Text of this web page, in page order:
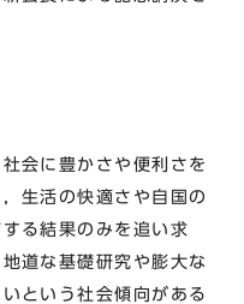
会に豊かさや便利さを
生活の快適さや自国の
る結果のみを追い求
道な基礎研究や膨大な
という社会傾向がある